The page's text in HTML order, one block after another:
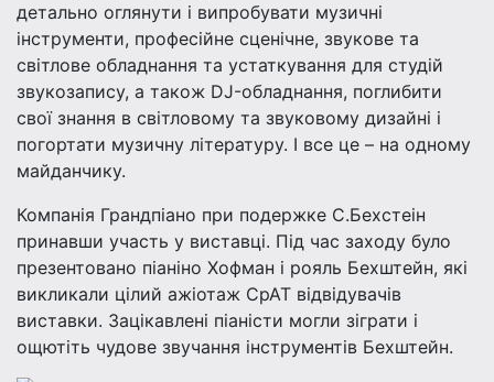
детально оглянути і випробувати музичні
інструменти, професійне сценічне, звукове та
світлове обладнання та устаткування для студій
звукозапису, а також DJ-обладнання, поглибити
свої знання в світловому та звуковому дизайні і
погортати музичну літературу. І все це – на одному
майданчику.
Компанія Грандпіано при подержке С.Бехстеін
принавши участь у виставці. Під час заходу було
презентовано піаніно Хофман і рояль Бехштейн, які
викликали цілий ажіотаж СрАТ відвідувачів
виставки. Зацікавлені піаністи могли зіграти і
ощютіть чудове звучання інструментів Бехштейн.